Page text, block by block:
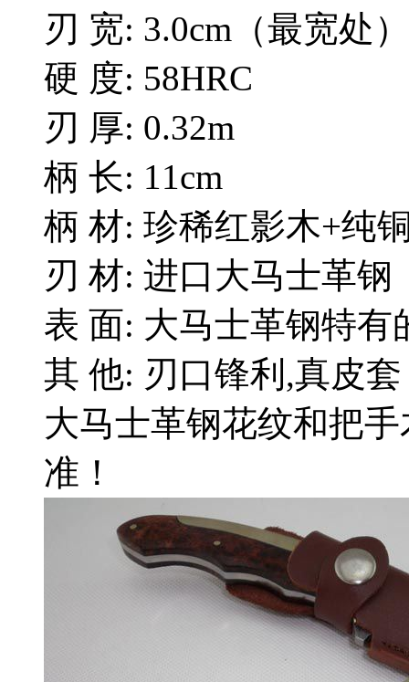
刃 宽: 3.0cm（最宽处）
硬 度: 58HRC
刃 厚: 0.32m
柄 长: 11cm
柄 材: 珍稀红影木+纯
刃 材: 进口大马士革钢
表 面: 大马士革钢特有
其 他: 刃口锋利,真皮套
大马士革钢花纹和把
准！